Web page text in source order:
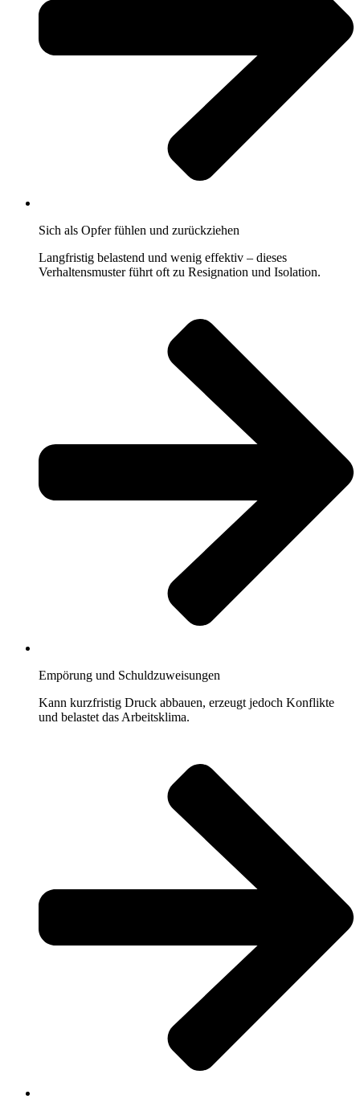
Sich als Opfer fühlen und zurückziehen
Langfristig belastend und wenig effektiv – dieses
Verhaltensmuster führt oft zu Resignation und Isolation.
Empörung und Schuldzuweisungen
Kann kurzfristig Druck abbauen, erzeugt jedoch Konflikte
und belastet das Arbeitsklima.